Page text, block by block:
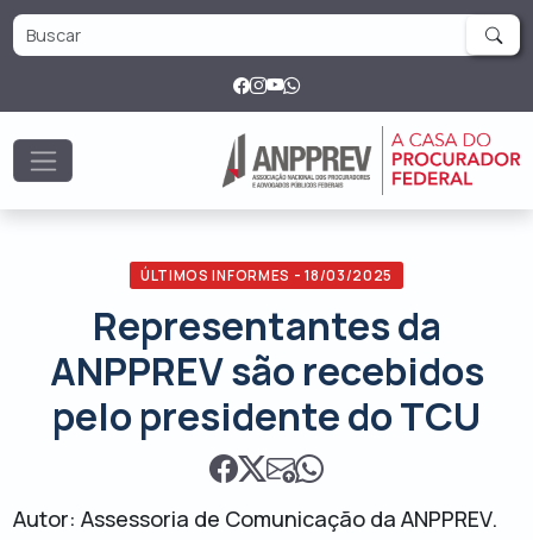
ÚLTIMOS INFORMES - 18/03/2025
Representantes da
ANPPREV são recebidos
pelo presidente do TCU
Autor: Assessoria de Comunicação da ANPPREV.